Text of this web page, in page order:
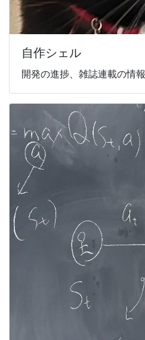
自作シェル
開発の進捗、雑誌連載の情報